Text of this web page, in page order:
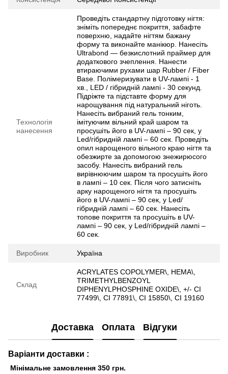
Технологія
нанесення
Проведіть стандартну підготовку нігтя:
зніміть попереднє покриття, забафте
поверхню, надайте нігтям бажану
форму та виконайте манікюр. Нанесіть
Ultrabond — безкислотний праймер для
додаткового зчеплення. Нанести
втираючими рухами шар Rubber / Fiber
Base. Полімеризувати в UV-лампі - 1
хв., LED / гібридній лампі - 30 секунд.
Підріжте та підставте форму для
нарощування під натуральний ніготь.
Нанесіть вибраний гель тонким,
імітуючим вільний край шаром та
просушіть його в UV-лампі – 90 сек, у
Led/гібридній лампі – 60 сек. Проведіть
опил нарощеного вільного краю нігтя та
обезжирте за допомогою знежирюсого
засобу. Нанесіть вибраний гель
вирівнюючим шаром та просушіть його
в лампі – 10 сек. Після чого затисніть
арку нарощеного нігтя та просушіть
його в UV-лампі – 90 сек, у Led/
гібридній лампі – 60 сек. Нанесіть
топове покриття та просушіть в UV-
лампі – 90 сек, у Led/гібридній лампі –
60 сек.
Виробник Україна
Склад
ACRYLATES COPOLYMER\, HEMA\,
TRIMETHYLBENZOYL
DIPHENYLPHOSPHINE OXIDE\, +/- CI
77499\, CI 77891\, CI 15850\, CI 19160
Доставка Оплата Відгуки
Варіанти доставки :
Мінімальне замовлення 350 грн.